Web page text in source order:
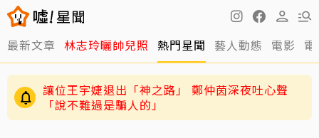
最新文章 林志玲曬帥兒照 熱門星聞 藝人動態 電影
讓位王宇婕退出「神之路」 鄭仲茵深夜吐心聲
「說不難過是騙人的」